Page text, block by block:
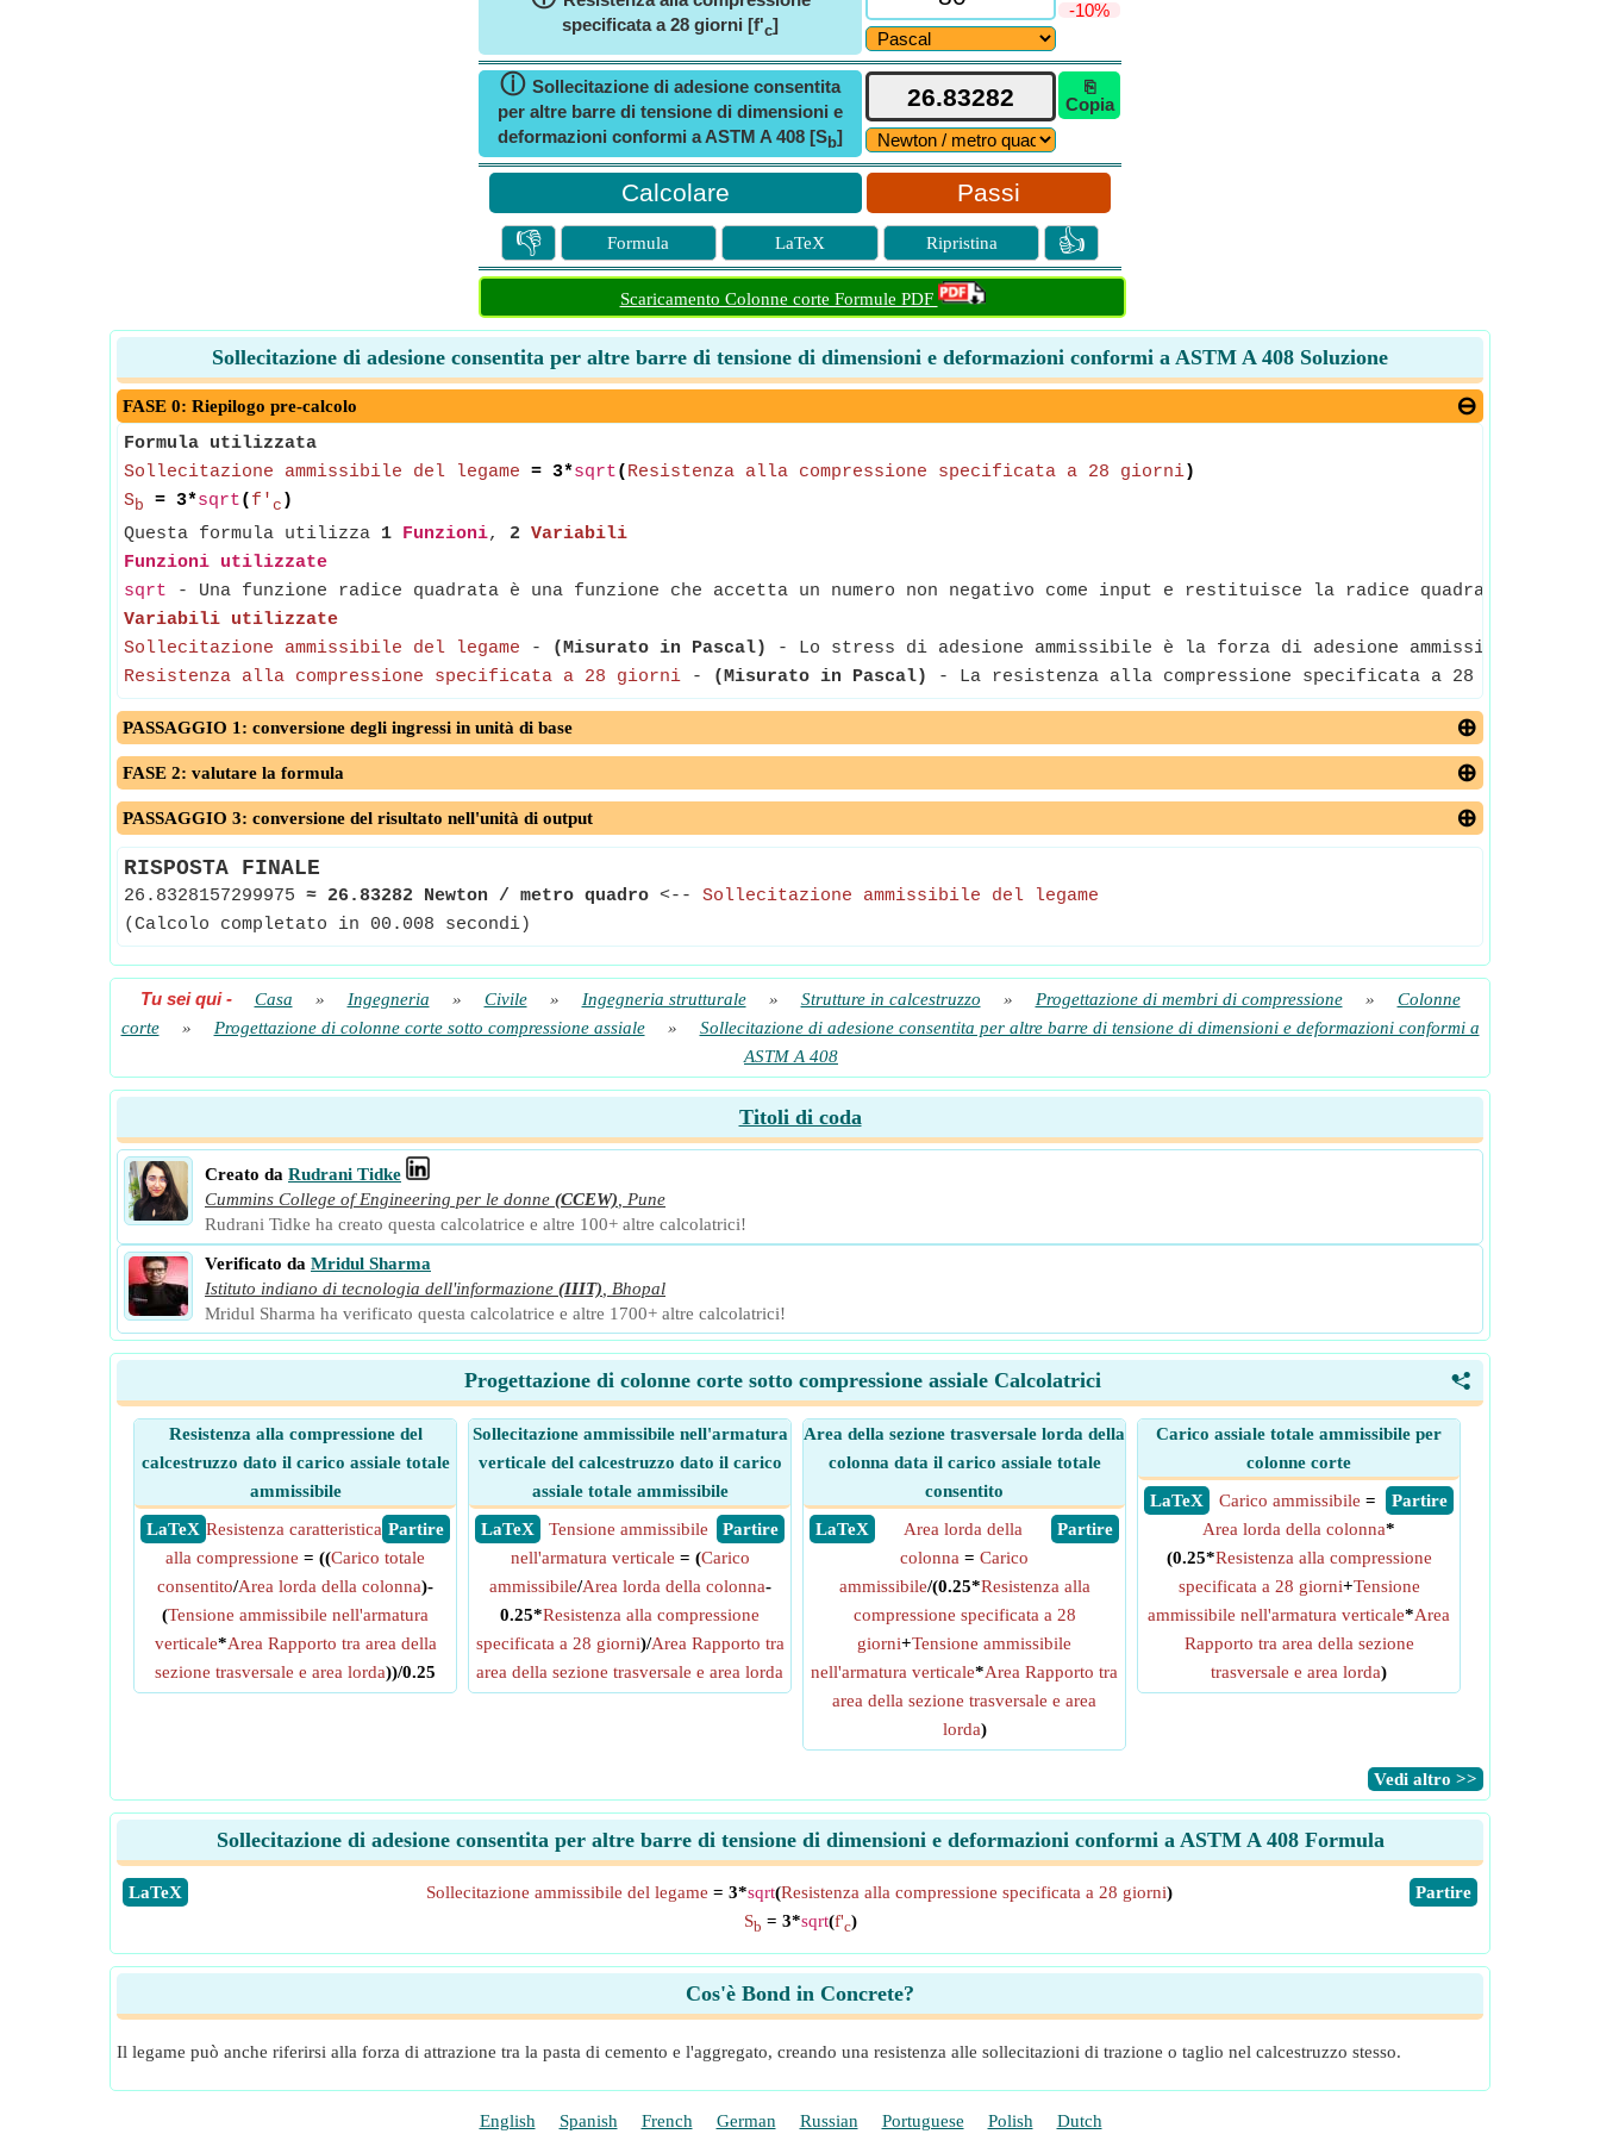
specificata a 28 giorni [f'c]
-10%
ⓘ Sollecitazione di adesione consentita
per altre barre di tensione di dimensioni e
deformazioni conformi a ASTM A 408 [Sb]
⎘
Copia
Passi
👎 Formula LaTeX Ripristina 👍
Scaricamento Colonne corte Formule PDF
Sollecitazione di adesione consentita per altre barre di tensione di dimensioni e deformazioni conformi a ASTM A 408 Soluzione
FASE 0: Riepilogo pre-calcolo
Formula utilizzata
Sollecitazione ammissibile del legame = 3*sqrt( Resistenza alla compressione specificata a 28 giorni)
Sb = 3*sqrt( f' c )
Questa formula utilizza 1 Funzioni, 2 Variabili
Funzioni utilizzate
sqrt - Una funzione radice quadrata è una funzione che accetta un numero non negativo come input e restituisce la radice quadrata del
Variabili utilizzate
Sollecitazione ammissibile del legame - (Misurato in Pascal)
- Lo stress di adesione ammissibile è la forza di adesione ammissibile
Resistenza alla compressione specificata a 28 giorni - (Misurato in Pascal) - La resistenza alla compressione specificata a 28 giorni
PASSAGGIO 1: conversione degli ingressi in unità di base
FASE 2: valutare la formula
PASSAGGIO 3: conversione del risultato nell'unità di output
RISPOSTA FINALE
26.8328157299975 ≈ 26.83282 Newton / metro quadro <-- Sollecitazione ammissibile del legame
(Calcolo completato in 00.008 secondi)
Tu sei qui- Casa » Ingegneria » Civile » Ingegneria strutturale » Strutture in calcestruzzo » Progettazione di membri di compressione »
Colonne
corte
» Progettazione di colonne corte sotto compressione assiale »
Sollecitazione di adesione consentita per altre barre di tensione di dimensioni e deformazioni conformi a
ASTM A 408
Titoli di coda
Creato da Rudrani Tidke
Cummins College of Engineering per le donne (CCEW)
Pune
Rudrani Tidke ha creato questa calcolatrice e altre 100+ altre calcolatrici!
Verificato da Mridul Sharma
Istituto indiano di tecnologia dell'informazione (IIIT)
Bhopal
Mridul Sharma ha verificato questa calcolatrice e altre 1700+ altre calcolatrici!
<
Progettazione di colonne corte sotto compressione assiale Calcolatrici
Resistenza alla compressione del
calcestruzzo dato il carico assiale totale
ammissibile
​ LaTeX
​ Partire
Resistenza caratteristica
alla compressione = ((Carico totale
consentito/Area lorda della colonna)-
(Tensione ammissibile nell'armatura
verticale*Area Rapporto tra area della
sezione trasversale e area lorda))/0.25
Sollecitazione ammissibile nell'armatura
verticale del calcestruzzo dato il carico
assiale totale ammissibile
​ LaTeX
​ Partire
Tensione ammissibile
nell'armatura verticale = (Carico
ammissibile/Area lorda della colonna-
0.25*Resistenza alla compressione
specificata a 28 giorni)/Area Rapporto tra
area della sezione trasversale e area lorda
Area della sezione trasversale lorda della
colonna data il carico assiale totale
consentito
​ LaTeX
​ Partire
Area lorda della
colonna = Carico
ammissibile/(0.25*Resistenza alla
compressione specificata a 28
giorni+Tensione ammissibile
nell'armatura verticale*Area Rapporto tra
area della sezione trasversale e area
lorda)
Carico assiale totale ammissibile per
colonne corte
​ LaTeX
​ Partire
Carico ammissibile =
Area lorda della colonna*
(0.25*Resistenza alla compressione
specificata a 28 giorni+Tensione
ammissibile nell'armatura verticale*Area
Rapporto tra area della sezione
trasversale e area lorda)
​Vedi altro >>
Sollecitazione di adesione consentita per altre barre di tensione di dimensioni e deformazioni conformi a ASTM A 408 Formula
​LaTeX ​Partire
Sollecitazione ammissibile del legame = 3*sqrt(Resistenza alla compressione specificata a 28 giorni)
Sb = 3*sqrt(f'c)
Cos'è Bond in Concrete?
Il legame può anche riferirsi alla forza di attrazione tra la pasta di cemento e l'aggregato, creando una resistenza alle sollecitazioni di trazione o taglio nel calcestruzzo stesso.
English Spanish French German Russian Portuguese Polish Dutch